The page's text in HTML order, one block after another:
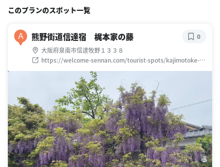
このプランのスポット一覧
A 熊野街道信達宿 梶本家の藤
大阪府泉南市信達牧野１３３８
https://welcome-sennan.com/tourist-spots/kajimotoke-
fuji
0